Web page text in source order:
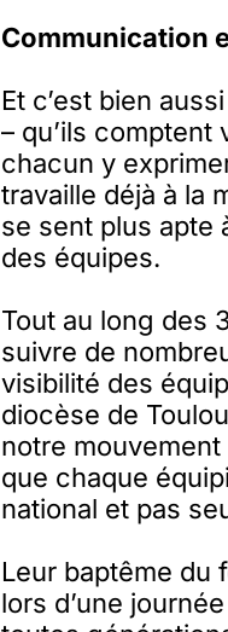
Communication
Et c’est bien
– qu’ils
chacun y
travaille déjà à la
se sent plus apte
des équipes.
Tout au long des
suivre de
visibilité des
diocèse de
notre
que chaque
national et pas
Leur baptême du
lors d’une